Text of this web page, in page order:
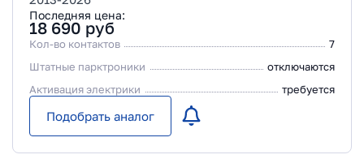
Последняя цена:
18 690 руб
Кол-во контактов
7
Штатные парктроники
отключаются
Активация электрики
требуется
Подобрать аналог